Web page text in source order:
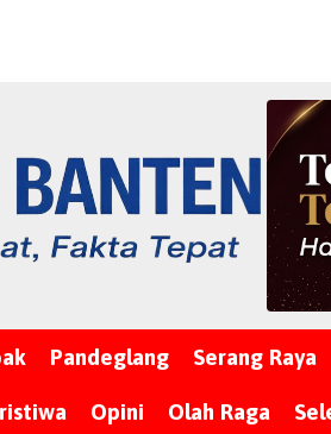
Pandeglang Serang Raya
Opini Olah Raga